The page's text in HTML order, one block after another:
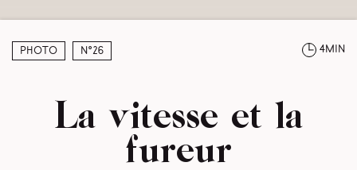
Photo N°26 4min
La vitesse et la
fureur